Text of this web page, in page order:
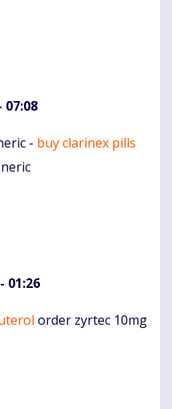
07:08
- buy clarinex pills
01:26
order zyrtec 10mg